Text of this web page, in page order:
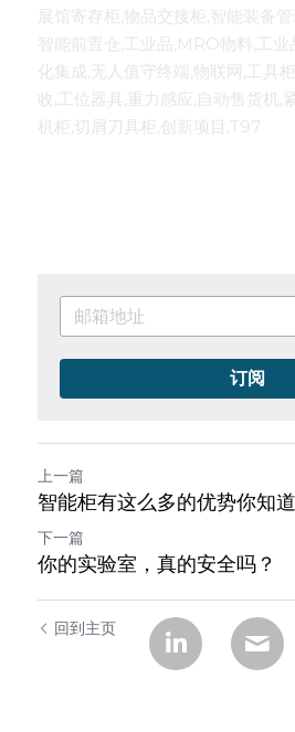
展馆寄存柜,物品交接柜,智能装备
智能前置仓,工业品,MRO物料,工业
化集成,无人值守终端,物联网,工具
收,工位器具,重力感应,自动售货机,
机柜,切屑刀具柜,创新项目,T97
订阅
上一篇
智能柜有这么多的优势你知
下一篇
你的实验室，真的安全吗？
回到主页